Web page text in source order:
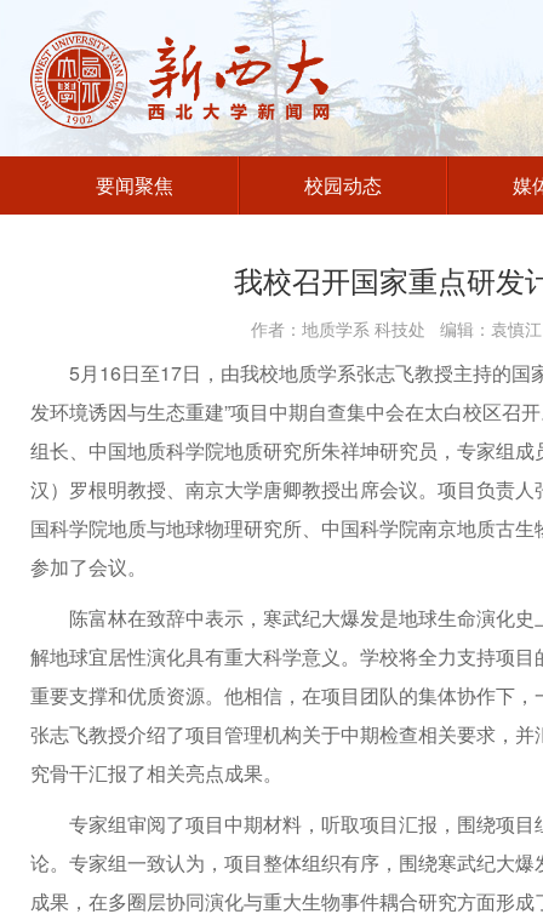
要闻聚焦 校园动态 媒
我校召开国家重点研发
作者：地质学系 科技处 编辑：袁
5月16日至17日，由我校地质学系张志飞教授主持的国
发环境诱因与生态重建”项目中期自查集中会在太白校区召
组长、中国地质科学院地质研究所朱祥坤研究员，专家组
汉）罗根明教授、南京大学唐卿教授出席会议。项目负责
国科学院地质与地球物理研究所、中国科学院南京地质古
参加了会议。
陈富林在致辞中表示，寒武纪大爆发是地球生命演化
解地球宜居性演化具有重大科学意义。学校将全力支持项
重要支撑和优质资源。他相信，在项目团队的集体协作下
张志飞教授介绍了项目管理机构关于中期检查相关要求，
究骨干汇报了相关亮点成果。
专家组审阅了项目中期材料，听取项目汇报，围绕项
论。专家组一致认为，项目整体组织有序，围绕寒武纪大
成果，在多圈层协同演化与重大生物事件耦合研究方面形